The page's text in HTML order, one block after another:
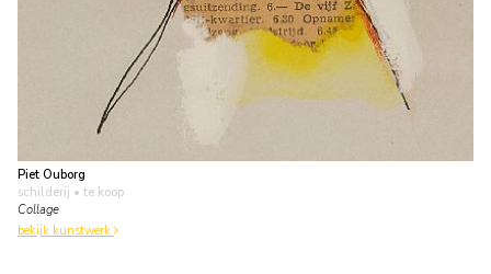
Piet Ouborg
schilderij • te koop
Collage
bekijk kunstwerk